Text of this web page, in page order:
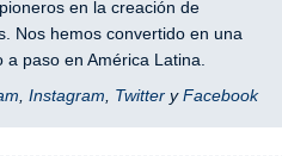
en la creación de
Nos hemos convertido en una
paso en América Latina.
, Instagram, TwitteryFacebook